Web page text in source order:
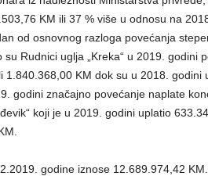
KM ili 37 % više u odnosu na
od osnovnog razloga povećanja
Rudnici uglja „Kreka“ u 2019. godini
1.840.368,00 KM dok su u 2018. godini
godini značajno povećanje naplate
koji je u 2019. godini uplatio
godine iznose 12.689.974,42